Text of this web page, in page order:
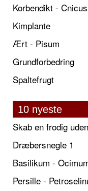
Korbendikt -
Kimplante
Ært - Pisum
Grundforbedring
Spaltefrugt
10 nyeste
Dræbersnegle 1
Basilikum -
Persille -